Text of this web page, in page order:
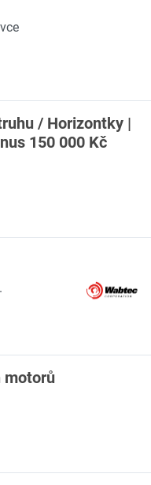
/ Horizontky |
150 000 Kč
motorů